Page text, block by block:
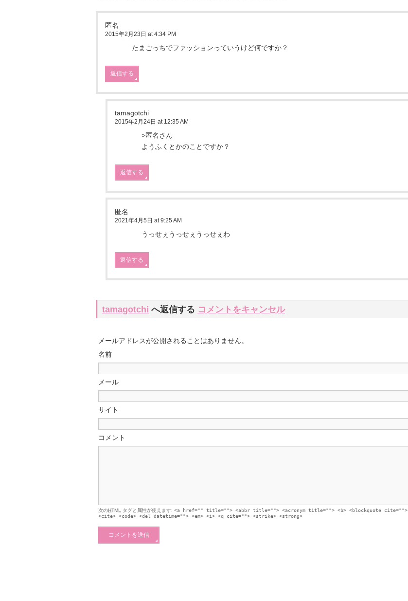
匿名
2015年2月23日 at 4:34 PM
たまごっちでファッションっていうけど何ですか？
返信する
tamagotchi
2015年2月24日 at 12:35 AM
>匿名さん
ようふくとかのことですか？
返信する
匿名
2021年4月5日 at 9:25 AM
うっせぇうっせぇうっせぇわ
返信する
tamagotchi へ返信する コメントをキャンセル
メールアドレスが公開されることはありません。
名前
メール
サイト
コメント
次のHTML タグと属性が使えます: <a href="" title=""> <abbr title=""> <acronym title=""> <b> <blockquote cite="">
<cite> <code> <del datetime=""> <em> <i> <q cite=""> <strike> <strong>